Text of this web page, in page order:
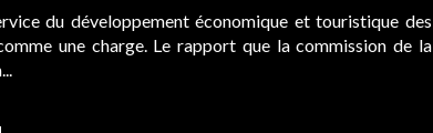
du développement économique et touristique des
une charge. Le rapport que la commission de la